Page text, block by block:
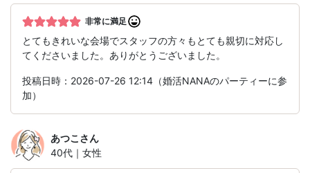
非常に満足
とてもきれいな会場でスタッフの方々もとても親切に対応し
てくださいました。ありがとうございました。
投稿日時：2026-07-26 12:14（婚活NANAのパーティーに参
加）
あつこ さん
40代｜女性